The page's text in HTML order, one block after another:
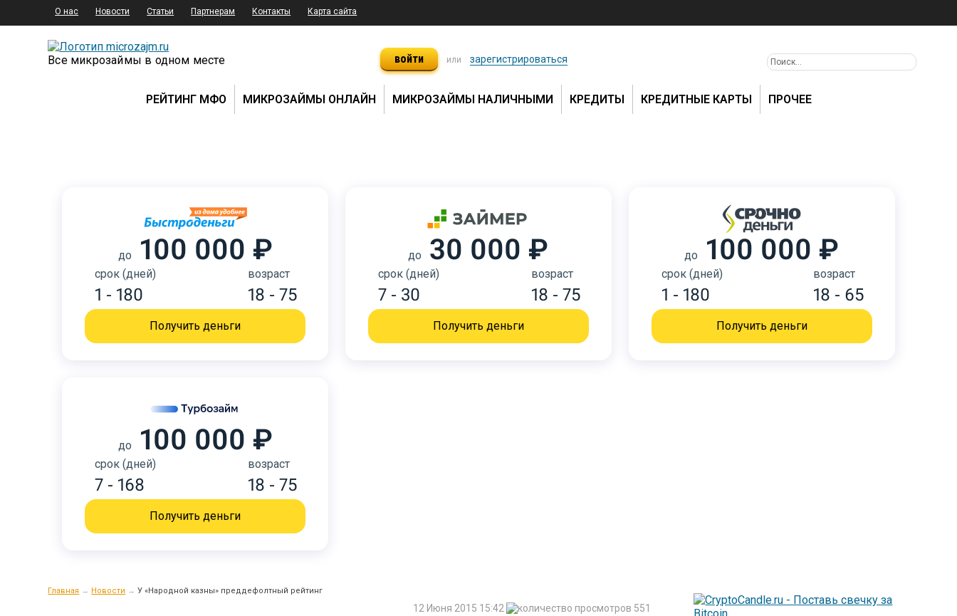
О нас Новости Статьи Партнерам Контакты Карта сайта
Все микрозаймы в одном месте войти или зарегистрироваться
РЕЙТИНГ МФО МИКРОЗАЙМЫ ОНЛАЙН МИКРОЗАЙМЫ НАЛИЧНЫМИ КРЕДИТЫ КРЕДИТНЫЕ КАРТЫ ПРОЧЕЕ
до 100 000 ₽
срок (дней)
1 - 180
возраст
18 - 75
Получить деньги
до 30 000 ₽
срок (дней)
7 - 30
возраст
18 - 75
Получить деньги
до 100 000 ₽
срок (дней)
1 - 180
возраст
18 - 65
Получить деньги
до 100 000 ₽
срок (дней)
7 - 168
возраст
18 - 75
Получить деньги
Главная → Новости → У «Народной казны» преддефолтный рейтинг
551
12 Июня 2015 15:42